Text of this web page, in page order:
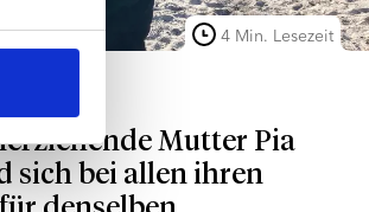
4 Min. Lesezeit
Mutter Pia
sich bei allen ihren